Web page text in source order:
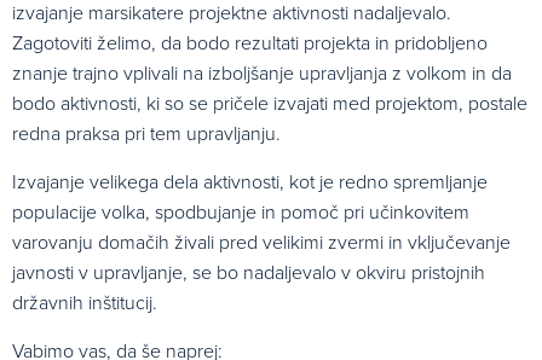
izvajanje marsikatere projektne ak­tivnosti nadaljevalo.
Zagotoviti želimo, da bodo rezultati projekta in pridobljeno
znanje trajno vplivali na izboljšanje upravljanja z volkom in da
bodo aktivnosti, ki so se pričele izvajati med projektom, postale
redna praksa pri tem upravljanju.
Izvajanje velikega dela aktivnosti, kot je redno spremljanje
populacije volka, spodbujanje in pomoč pri učinkovitem
varovanju domačih živali pred velikimi zvermi in vključevanje
javnosti v upravljanje, se bo nadaljevalo v okviru pristojnih
državnih inštitucij.
Vabimo vas, da še naprej: